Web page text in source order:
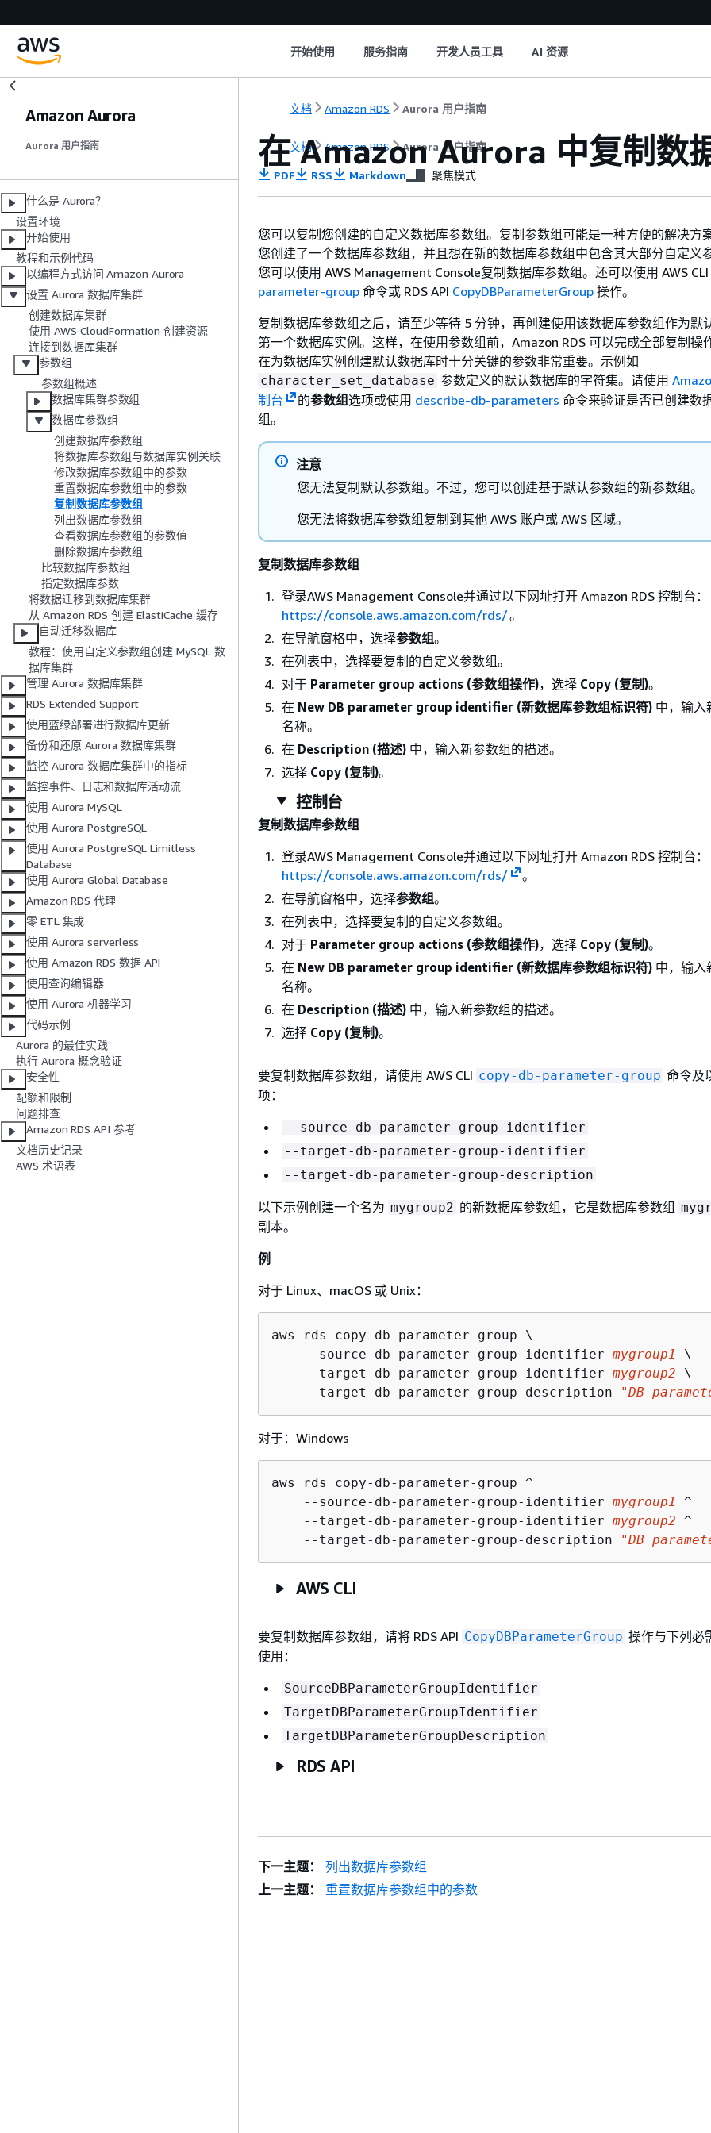
开始使用 服务指南 开发人员工具 AI 资源
Amazon Aurora
Aurora 用户指南
什么是 Aurora？
设置环境
开始使用
教程和示例代码
以编程方式访问 Amazon Aurora
设置 Aurora 数据库集群
创建数据库集群
使用 AWS CloudFormation 创建资源
连接到数据库集群
参数组
参数组概述
数据库集群参数组
数据库参数组
创建数据库参数组
将数据库参数组与数据库实例关联
修改数据库参数组中的参数
重置数据库参数组中的参数
复制数据库参数组
列出数据库参数组
查看数据库参数组的参数值
删除数据库参数组
比较数据库参数组
指定数据库参数
将数据迁移到数据库集群
从 Amazon RDS 创建 ElastiCache 缓存
自动迁移数据库
教程：使用自定义参数组创建 MySQL 数
据库集群
管理 Aurora 数据库集群
RDS Extended Support
使用蓝绿部署进行数据库更新
备份和还原 Aurora 数据库集群
监控 Aurora 数据库集群中的指标
监控事件、日志和数据库活动流
使用 Aurora MySQL
使用 Aurora PostgreSQL
使用 Aurora PostgreSQL Limitless
Database
使用 Aurora Global Database
Amazon RDS 代理
零 ETL 集成
使用 Aurora serverless
使用 Amazon RDS 数据 API
使用查询编辑器
使用 Aurora 机器学习
代码示例
Aurora 的最佳实践
执行 Aurora 概念验证
安全性
配额和限制
问题排查
Amazon RDS API 参考
文档历史记录
AWS 术语表
文档 Amazon RDS Aurora 用户指南
文档 Amazon RDS Aurora 用户指南
在Amazon Aurora 中复制数
PDF RSS Markdown 聚焦模式
您可以复制您创建的自定义数据库参数组。复制参数组可能是一种方便的解决方
您创建了一个数据库参数组，并且想在新的数据库参数组中包含其大部分自定义
您可以使用 AWS Management Console复制数据库参数组。还可以使用 AWS CLI
parameter-group 命令或 RDS API CopyDBParameterGroup 操作。
复制数据库参数组之后，请至少等待 5 分钟，再创建使用该数据库参数组作为默
第一个数据库实例。这样，在使用参数组前，Amazon RDS 可以完成全部复制操
在为数据库实例创建默认数据库时十分关键的参数非常重要。示例如
character_set_database 参数定义的默认数据库的字符集。请使用
制台
的参数组选项或使用 describe-db-parameters 命令来验证是否已创建数
组。
注意
您无法复制默认参数组。不过，您可以创建基于默认参数组的新参数组。
您无法将数据库参数组复制到其他 AWS 账户或 AWS 区域。
复制数据库参数组
登录AWS Management Console并通过以下网址打开 Amazon RDS 控制台：
https://console.aws.amazon.com/rds/。
在导航窗格中，选择参数组。
在列表中，选择要复制的自定义参数组。
对于 Parameter group actions (参数组操作)，选择 Copy (复制)。
在 New DB parameter group identifier (新数据库参数组标识符) 中，输入
名称。
在 Description (描述) 中，输入新参数组的描述。
选择 Copy (复制)。
控制台
复制数据库参数组
登录AWS Management Console并通过以下网址打开 Amazon RDS 控制台：
https://console.aws.amazon.com/rds/
。
在导航窗格中，选择参数组。
在列表中，选择要复制的自定义参数组。
对于 Parameter group actions (参数组操作)，选择 Copy (复制)。
在 New DB parameter group identifier (新数据库参数组标识符) 中，输入
名称。
在 Description (描述) 中，输入新参数组的描述。
选择 Copy (复制)。
要复制数据库参数组，请使用 AWS CLI copy-db-parameter-group 命令及
项：
--source-db-parameter-group-identifier
--target-db-parameter-group-identifier
--target-db-parameter-group-description
以下示例创建一个名为 mygroup2 的新数据库参数组，它是数据库参数组
副本。
例
对于 Linux、macOS 或 Unix：
aws rds copy-db-parameter-group \
    --source-db-parameter-group-identifier
mygroup1
\
    --target-db-parameter-group-identifier
mygroup2 \
    --target-db-parameter-group-description
"DB
对于：Windows
aws rds copy-db-parameter-group ^
    --source-db-parameter-group-identifier
mygroup1
^
    --target-db-parameter-group-identifier
mygroup2 ^
    --target-db-parameter-group-description
"DB
AWS CLI
要复制数据库参数组，请将 RDS API CopyDBParameterGroup 操作与下列必
使用：
SourceDBParameterGroupIdentifier
TargetDBParameterGroupIdentifier
TargetDBParameterGroupDescription
RDS API
下一主题：
列出数据库参数组
上一主题：
重置数据库参数组中的参数